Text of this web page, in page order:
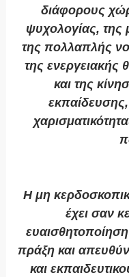
διάφορους
ψυχολογίας, της
της πολλαπλής
της ενεργειακής
και της
Η μη
έχει σαν
πράξη και
και